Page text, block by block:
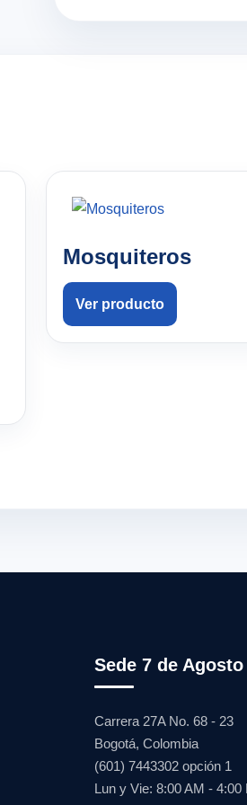
Mosquiteros
Ver producto
Sede 7 de Agosto
Carrera 27A No. 68 - 23
Bogotá, Colombia
(601) 7443302 opción 1
Lun y Vie: 8:00 AM - 4:00